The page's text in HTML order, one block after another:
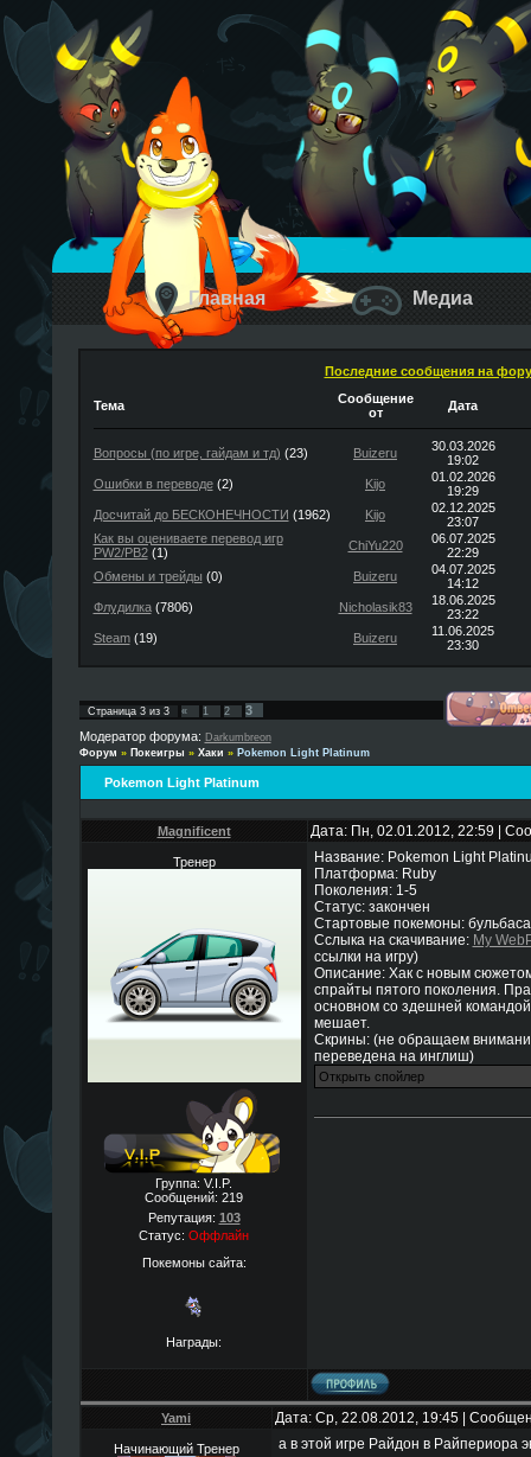
Главная Медиа
Последние сообщения на
Тема
Сообщение
от
Дата
Вопросы (по игре, гайдам и тд) (23) Buizeru
30.03.2026
19:02
Ошибки в переводе(2) Kijo
01.02.2026
19:29
Досчитай до БЕСКОНЕЧНОСТИ (1962) Kijo
02.12.2025
23:07
Как вы оцениваете перевод игр
PW2/PB2(1) ChiYu220
06.07.2025
22:29
Обмены и трейды (0) Buizeru
04.07.2025
14:12
Флудилка(7806) Nicholasik83
18.06.2025
23:22
Steam(19) Buizeru
11.06.2025
23:30
Страница 3из 3 « 1 2
3
Модератор форума: Darkumbreon
Форум » Покеигры » Хаки » Pokemon Light Platinum
Pokemon Light Platinum
Magnificent Дата: Пн, 02.01.2012, 22:59 |
Тренер
Группа: V.I.P.
Сообщений: 219
Репутация: 103
Статус: Оффлайн
Покемоны сайта:
Награды:
Название: Pokemon Light
Платформа: Ruby
Поколения: 1-5
Статус: закончен
Стартовые покемоны:
Сслыка на скачивание: My
ссылки на игру)
Описание: Хак с новым
спрайты пятого поколения.
основном со здешней
мешает.
Скрины: (не обращаем
переведена на инглиш)
Yami Дата: Ср, 22.08.2012, 19:45 |
Начинающий Тренер
а в этой игре Райдон в Райпериора